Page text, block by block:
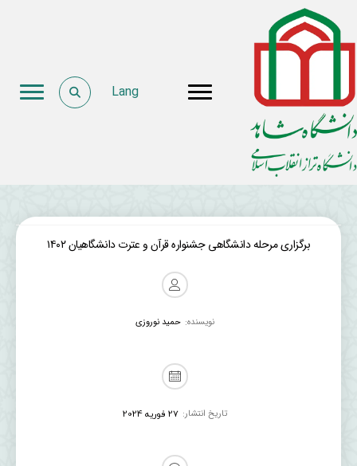
Lang
برگزاری مرحله دانشگاهی جشنواره قرآن و عترت دانشگاهیان ۱۴۰۲
نویسنده: حمید نوروزی
تاریخ انتشار: 27 فوریه 2024